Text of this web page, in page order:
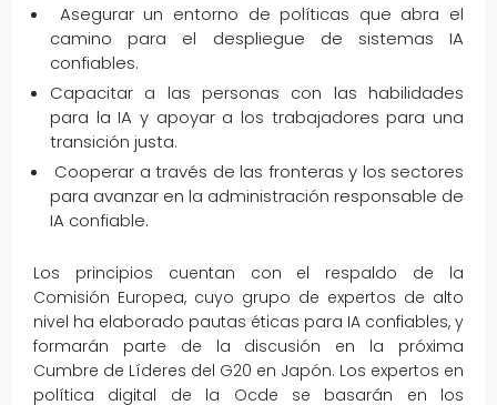
Asegurar un entorno de políticas que abra el
camino para el despliegue de sistemas IA
confiables.
Capacitar a las personas con las habilidades
para la IA y apoyar a los trabajadores para una
transición justa.
Cooperar a través de las fronteras y los sectores
para avanzar en la administración responsable de
IA confiable.
Los principios cuentan con el respaldo de la
Comisión Europea, cuyo grupo de expertos de alto
nivel ha elaborado pautas éticas para IA confiables, y
formarán parte de la discusión en la próxima
Cumbre de Líderes del G20 en Japón. Los expertos en
política digital de la Ocde se basarán en los